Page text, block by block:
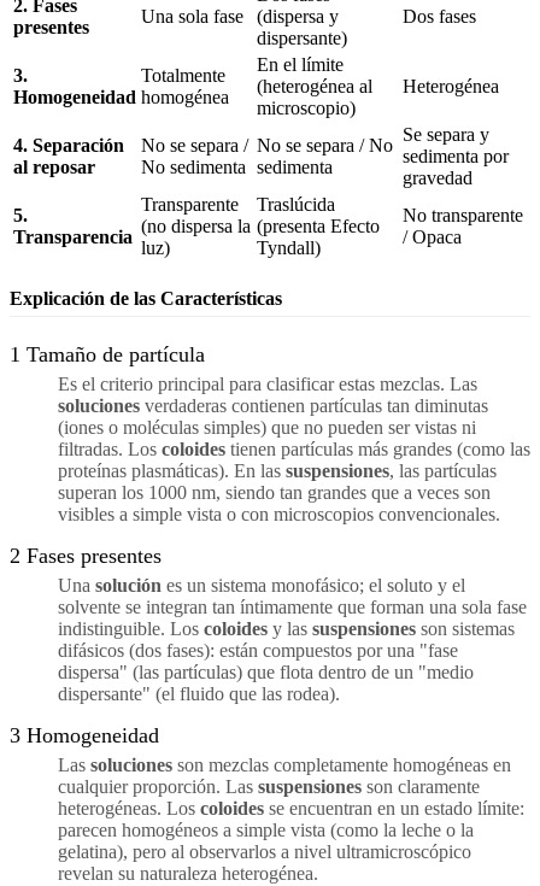
2. Fases
presentes
Una sola fase
(dispersa y
dispersante)
Dos fases
3.
Homogeneidad
Totalmente
homogénea
En el límite
(heterogénea al
microscopio)
Heterogénea
4. Separación
al reposar
No se separa /
No sedimenta
No se separa / No
sedimenta
Se separa y
sedimenta por
gravedad
5.
Transparencia
Transparente
(no dispersa la
luz)
Traslúcida
(presenta Efecto
Tyndall)
No transparente
/ Opaca
Explicación de las Características
1 Tamaño de partícula
Es el criterio principal para clasificar estas mezclas. Las
soluciones verdaderas contienen partículas tan diminutas
(iones o moléculas simples) que no pueden ser vistas ni
filtradas. Los coloides tienen partículas más grandes (como las
proteínas plasmáticas). En las suspensiones, las partículas
superan los 1000 nm, siendo tan grandes que a veces son
visibles a simple vista o con microscopios convencionales.
2 Fases presentes
Una solución es un sistema monofásico; el soluto y el
solvente se integran tan íntimamente que forman una sola fase
indistinguible. Los coloides y las suspensiones son sistemas
difásicos (dos fases): están compuestos por una "fase
dispersa" (las partículas) que flota dentro de un "medio
dispersante" (el fluido que las rodea).
3 Homogeneidad
Las soluciones son mezclas completamente homogéneas en
cualquier proporción. Las suspensiones son claramente
heterogéneas. Los coloides se encuentran en un estado límite:
parecen homogéneos a simple vista (como la leche o la
gelatina), pero al observarlos a nivel ultramicroscópico
revelan su naturaleza heterogénea.